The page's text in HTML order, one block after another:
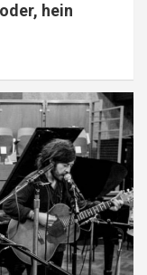
hein